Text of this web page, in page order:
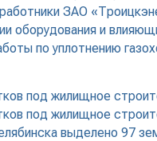
ЗАО
оборудования и
по уплотнению
под жилищное
под жилищное
выделено 97